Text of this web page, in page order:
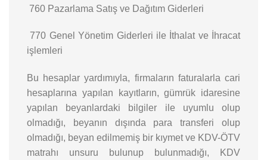
760 Pazarlama Satış ve Dağıtım Giderleri
770 Genel Yönetim Giderleri ile İthalat ve İhracat
işlemleri
Bu hesaplar yardımıyla, firmaların faturalarla cari
hesaplarına yapılan kayıtların, gümrük idaresine
yapılan beyanlardaki bilgiler ile uyumlu olup
olmadığı, beyanın dışında para transferi olup
olmadığı, beyan edilmemiş bir kıymet ve KDV-ÖTV
matrahı unsuru bulunup bulunmadığı, KDV